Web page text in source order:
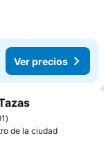
Ver precios
de la ciudad